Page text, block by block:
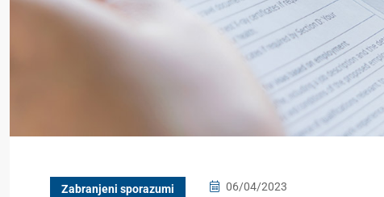
Zabranjeni sporazumi 06/04/2023